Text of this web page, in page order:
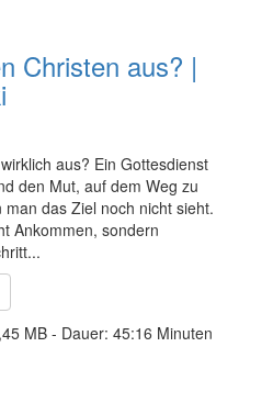
Christen aus? |
aus? Ein Gottesdienst
den Mut, auf dem Weg zu
das Ziel noch nicht sieht.
Ankommen, sondern
MB - Dauer: 45:16 Minuten